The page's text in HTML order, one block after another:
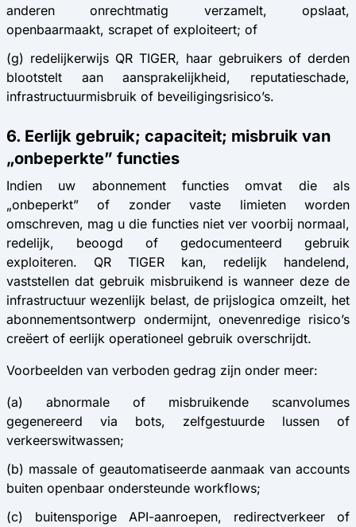
anderen onrechtmatig verzamelt, opslaat,
openbaarmaakt, scrapet of exploiteert; of
(g) redelijkerwijs QR TIGER, haar gebruikers of derden
blootstelt aan aansprakelijkheid, reputatieschade,
infrastructuurmisbruik of beveiligingsrisico’s.
6. Eerlijk gebruik; capaciteit; misbruik van
„onbeperkte” functies
Indien uw abonnement functies omvat die als
„onbeperkt” of zonder vaste limieten worden
omschreven, mag u die functies niet ver voorbij normaal,
redelijk, beoogd of gedocumenteerd gebruik
exploiteren. QR TIGER kan, redelijk handelend,
vaststellen dat gebruik misbruikend is wanneer deze de
infrastructuur wezenlijk belast, de prijslogica omzeilt, het
abonnementsontwerp ondermijnt, onevenredige risico’s
creëert of eerlijk operationeel gebruik overschrijdt.
Voorbeelden van verboden gedrag zijn onder meer:
(a) abnormale of misbruikende scanvolumes
gegenereerd via bots, zelfgestuurde lussen of
verkeerswitwassen;
(b) massale of geautomatiseerde aanmaak van accounts
buiten openbaar ondersteunde workflows;
(c) buitensporige API-aanroepen, redirectverkeer of